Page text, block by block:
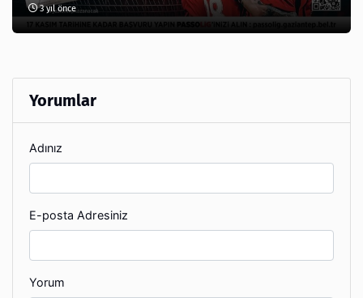
3 yıl önce
Yorumlar
Adınız
E-posta Adresiniz
Yorum